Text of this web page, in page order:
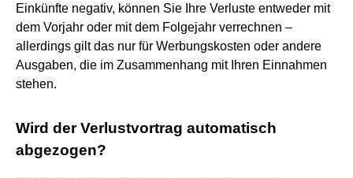
Einkünfte negativ, können Sie Ihre Verluste entweder mit
dem Vorjahr oder mit dem Folgejahr verrechnen –
allerdings gilt das nur für Werbungskosten oder andere
Ausgaben, die im Zusammenhang mit Ihren Einnahmen
stehen.
Wird der Verlustvortrag automatisch
abgezogen?